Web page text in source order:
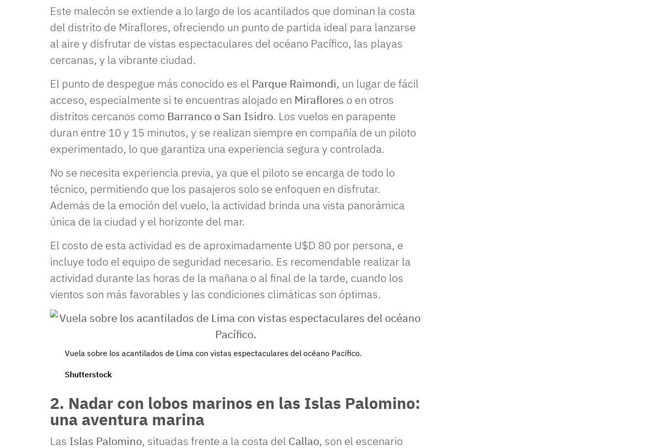
Este malecón se extiende a lo largo de los acantilados que dominan la costa
del distrito de Miraflores, ofreciendo un punto de partida ideal para lanzarse
al aire y disfrutar de vistas espectaculares del océano Pacífico, las playas
cercanas, y la vibrante ciudad.
El punto de despegue más conocido es el Parque Raimondi, un lugar de fácil
acceso, especialmente si te encuentras alojado en Miraflores o en otros
distritos cercanos como Barranco o San Isidro. Los vuelos en parapente
duran entre 10 y 15 minutos, y se realizan siempre en compañía de un piloto
experimentado, lo que garantiza una experiencia segura y controlada.
No se necesita experiencia previa, ya que el piloto se encarga de todo lo
técnico, permitiendo que los pasajeros solo se enfoquen en disfrutar.
Además de la emoción del vuelo, la actividad brinda una vista panorámica
única de la ciudad y el horizonte del mar.
El costo de esta actividad es de aproximadamente U$D 80 por persona, e
incluye todo el equipo de seguridad necesario. Es recomendable realizar la
actividad durante las horas de la mañana o al final de la tarde, cuando los
vientos son más favorables y las condiciones climáticas son óptimas.
Vuela sobre los acantilados de Lima con vistas espectaculares del océano Pacífico.
Shutterstock
2. Nadar con lobos marinos en las Islas Palomino:
una aventura marina
Las Islas Palomino, situadas frente a la costa del Callao, son el escenario